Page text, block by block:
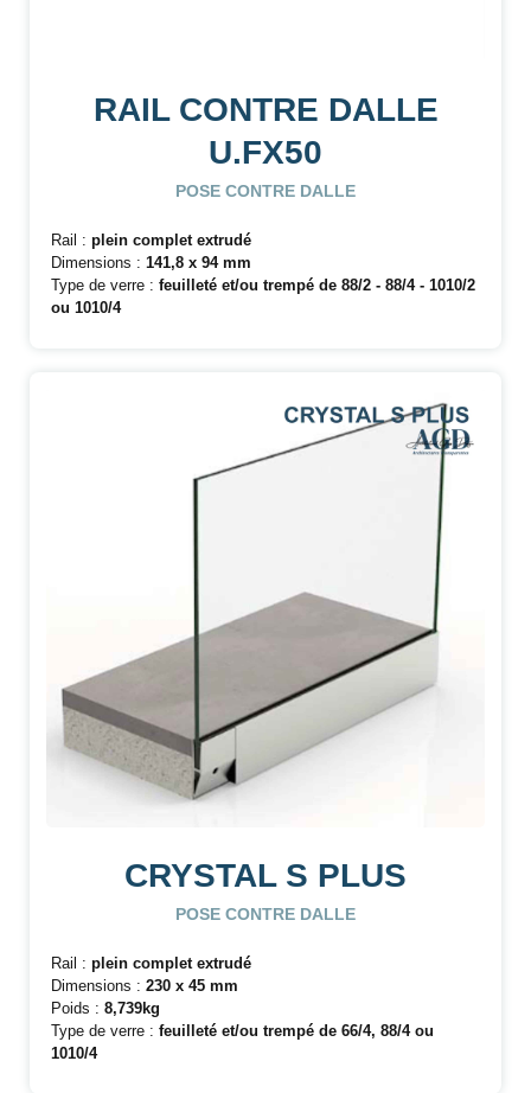
RAIL CONTRE DALLE
U.FX50
POSE CONTRE DALLE
Rail : plein complet extrudé
Dimensions : 141,8 x 94 mm
Type de verre : feuilleté et/ou trempé de 88/2 - 88/4 - 1010/2
ou 1010/4
CRYSTAL S PLUS
POSE CONTRE DALLE
Rail : plein complet extrudé
Dimensions : 230 x 45 mm
Poids : 8,739kg
Type de verre : feuilleté et/ou trempé de 66/4, 88/4 ou
1010/4